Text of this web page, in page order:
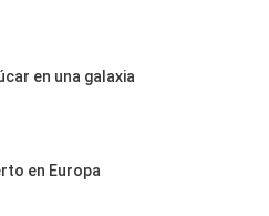
en una galaxia
en Europa